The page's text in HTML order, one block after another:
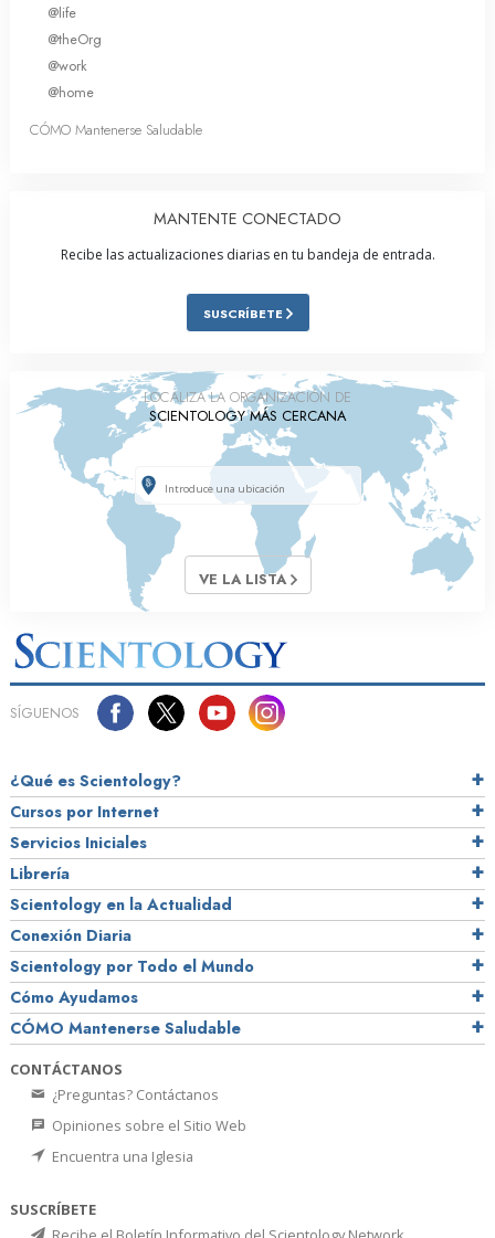
@life
@theOrg
@work
@home
CÓMO Mantenerse Saludable
MANTENTE CONECTADO
Recibe las actualizaciones diarias en tu bandeja de entrada.
SUSCRÍBETE
LOCALIZA LA ORGANIZACIÓN DE
SCIENTOLOGY MÁS CERCANA
VE LA LISTA
SÍGUENOS
¿Qué es Scientology?
Cursos por Internet
Servicios Iniciales
Librería
Scientology en la Actualidad
Conexión Diaria
Scientology por Todo el Mundo
Cómo Ayudamos
CÓMO Mantenerse Saludable
CONTÁCTANOS
¿Preguntas? Contáctanos
Opiniones sobre el Sitio Web
Encuentra una Iglesia
SUSCRÍBETE